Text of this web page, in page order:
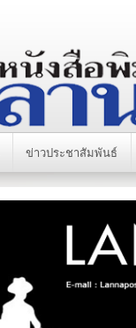
ข่าวประชาสัมพันธ์